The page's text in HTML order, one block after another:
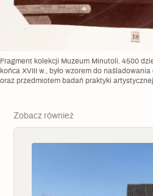
Fragment kolekcji Muzeum Minutoli. 4500
końca XVIII w., było wzorem do
oraz przedmiotem badań praktyki
Zobacz również